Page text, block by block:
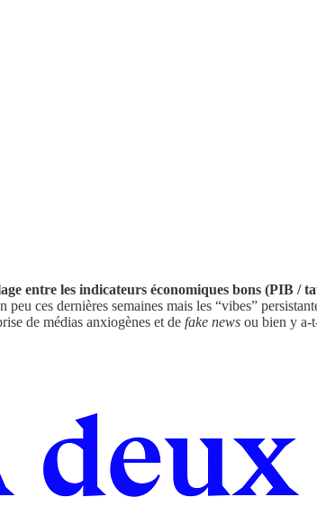
entre les indicateurs économiques bons (PIB /
peu ces dernières semaines mais les “vibes”
de médias anxiogènes et de fake news ou bien y a-